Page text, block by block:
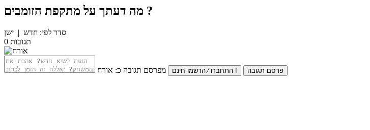
מה דעתך על מתקפת הזומבים ?
סדר לפי: חדש | ישן
0 תגובות
מפרסם תגובה כ: אורח התחברו ⁄ הרשמו חינם ! פרסם תגובה